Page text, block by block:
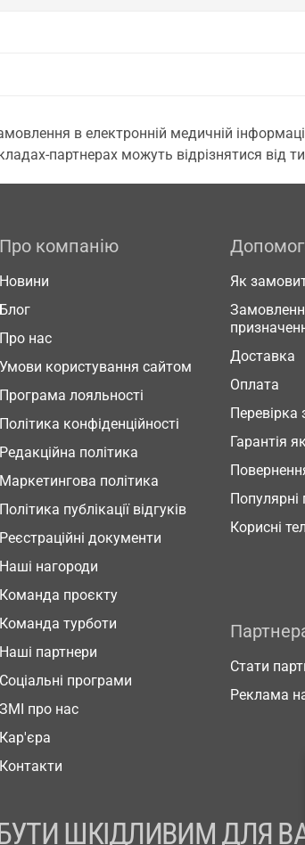
в електронній медичній
партнерах можуть відрізнятися від
Про компанію
Новини
Блог
Про нас
Умови користування сайтом
Програма лояльності
Політика конфіденційності
Редакційна політика
Маркетингова політика
Політика публікації відгуків
Реєстраційні документи
Наші нагороди
Команда проєкту
Команда турботи
Наші партнери
Соціальні програми
ЗМІ про нас
Кар'єра
Контакти
Як
Доставка
Оплата
Перевірка
Гарантія
Популярні
Корисні
Стати
Реклама
ШКІДЛИВИМ ДЛЯ